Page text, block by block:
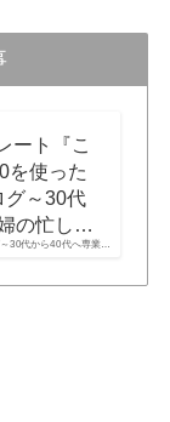
30代から40代へ専業…
ート『こ
を使った
グ～30代
の忙し…